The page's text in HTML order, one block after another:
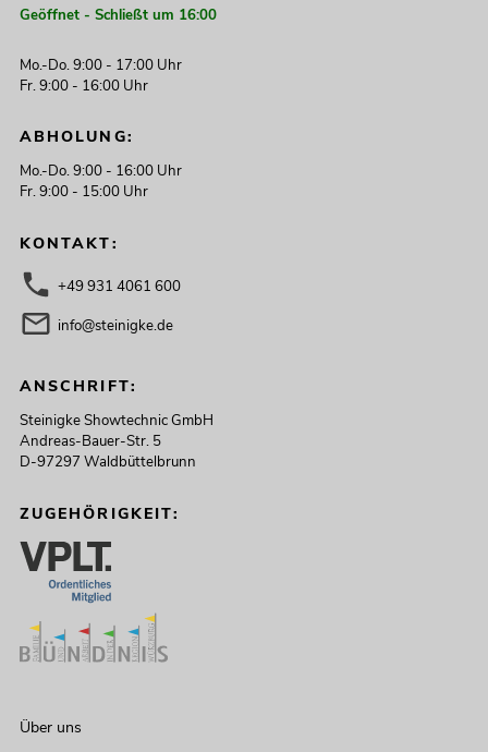
EUROLITE LED KLS Laser Bar FX-
Lichtset
Bestand reicht ca. 12 Wo.
Lichtset
No. 51741091
Bestand reicht ca. 12 Wo.
449,00€
Geöffnet - Schließt um 16:00
Mo.-Do. 9:00 - 17:00 Uhr
Fr. 9:00 - 16:00 Uhr
ABHOLUNG:
Mo.-Do. 9:00 - 16:00 Uhr
Fr. 9:00 - 15:00 Uhr
KONTAKT:
+49 931 4061 600
info@steinigke.de
ANSCHRIFT:
Steinigke Showtechnic GmbH
Andreas-Bauer-Str. 5
D-97297 Waldbüttelbrunn
ZUGEHÖRIGKEIT:
Über uns